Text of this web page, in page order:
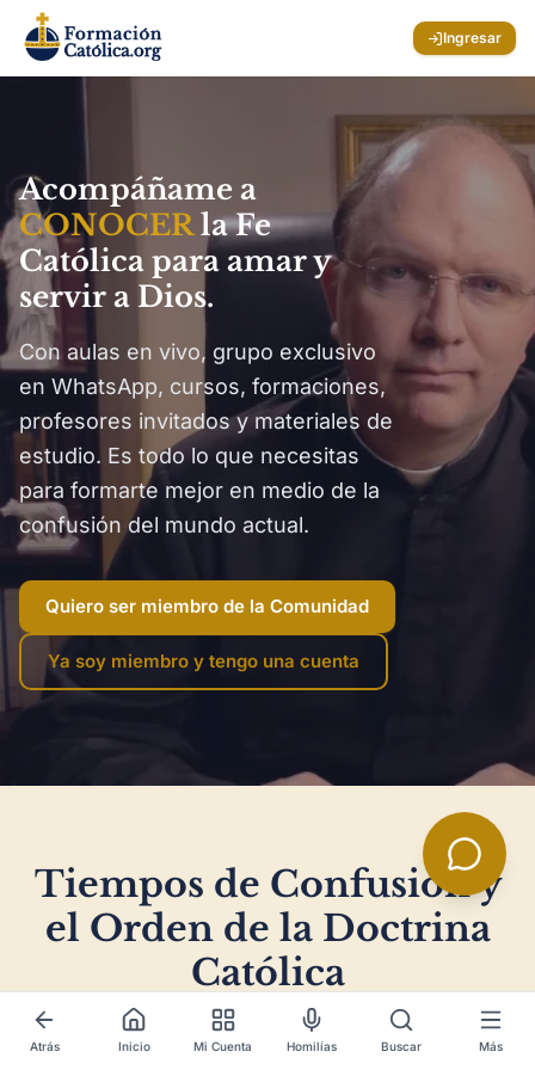
Ingresar
Acompáñame a
CONOCERla Fe
Católica para amar y
servir a Dios.
Con aulas en vivo, grupo exclusivo
en WhatsApp, cursos, formaciones,
profesores invitados y materiales de
estudio. Es todo lo que necesitas
para formarte mejor en medio de la
confusión del mundo actual.
Quiero ser miembro de la Comunidad
Ya soy miembro y tengo una cuenta
Tiempos de Confusión y
el Orden de la Doctrina
Católica
Vivimos en tiempos de gran confusión intelectual y
Atrás Inicio Mi Cuenta Homilías Buscar Más